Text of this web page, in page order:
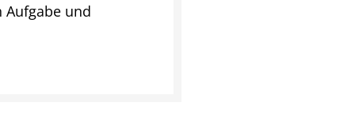
Aufgabe und